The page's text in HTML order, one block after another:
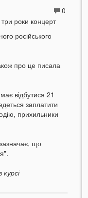
0
російського
про це писала
відбутися 21
заплатити
прихильники
що